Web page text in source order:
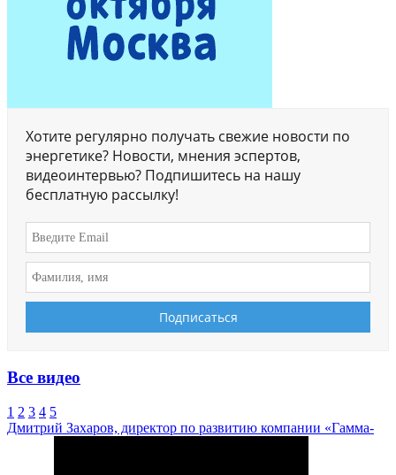
Хотите регулярно получать свежие новости по
энергетике? Новости, мнения эспертов,
видеоинтервью? Подпишитесь на нашу
бесплатную рассылку!
Все видео
1 2 3 4 5
Дмитрий Захаров, директор по развитию компании «Гамма-